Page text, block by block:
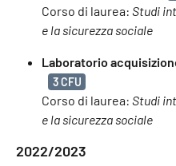
Corso di laurea: Studi
e la sicurezza sociale
Laboratorio
3 CFU
Corso di laurea: Studi
e la sicurezza sociale
2022/2023